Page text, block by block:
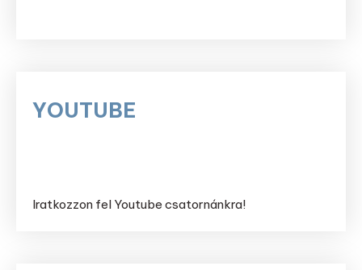
YOUTUBE
Iratkozzon fel Youtube csatornánkra!